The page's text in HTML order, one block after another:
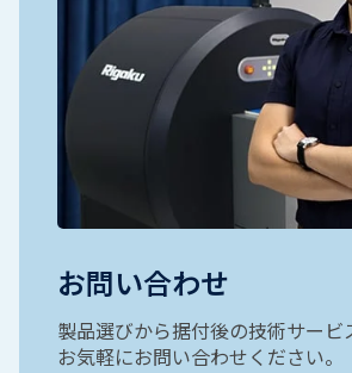
お問い合わせ
製品選びから据付後の技術サービ
お気軽にお問い合わせください。